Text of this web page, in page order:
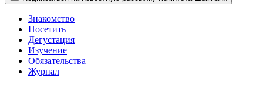
Знакомство
Посетить
Дегустация
Изучение
Обязательства
Журнал